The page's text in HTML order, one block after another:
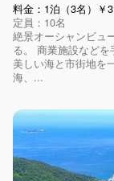
料金：1泊（3名）￥
定員：10名
絶景オーシャンビュ
る。 商業施設など
美しい海と市街地を
海、...